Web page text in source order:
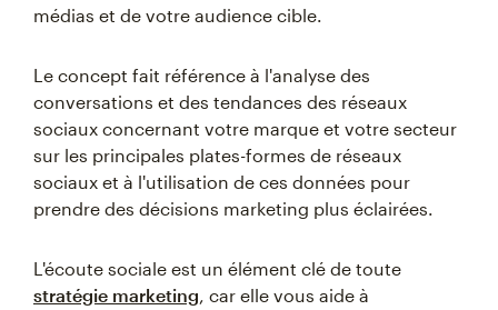
médias et de votre audience cible.
Le concept fait référence à l'analyse des
conversations et des tendances des réseaux
sociaux concernant votre marque et votre secteur
sur les principales plates-formes de réseaux
sociaux et à l'utilisation de ces données pour
prendre des décisions marketing plus éclairées.
L'écoute sociale est un élément clé de toute
stratégie marketing, car elle vous aide à